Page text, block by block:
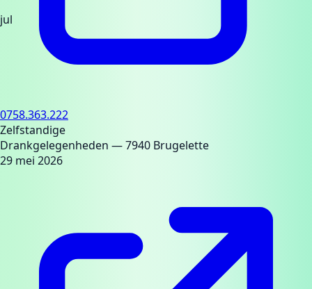
jul
0758.363.222
Zelfstandige
Drankgelegenheden — 7940 Brugelette
29 mei 2026